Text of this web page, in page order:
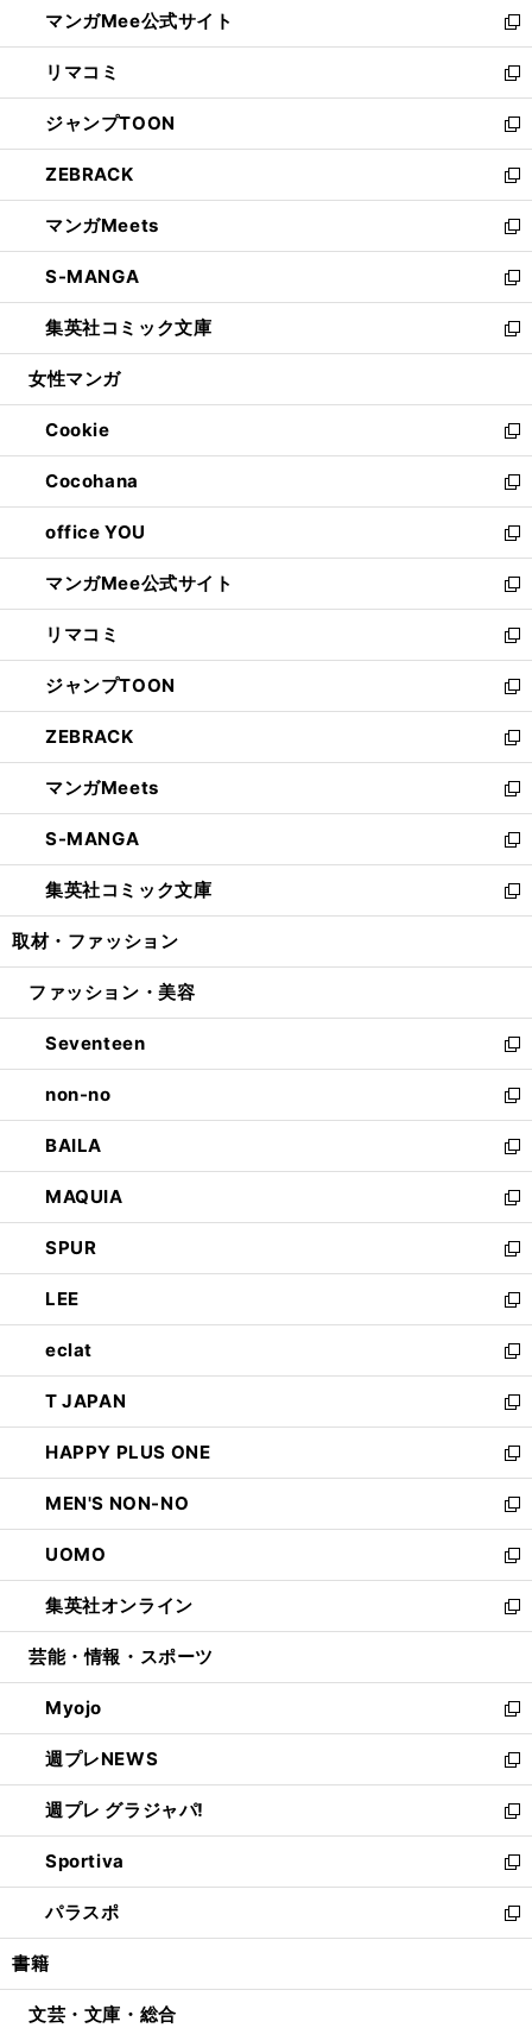
く
ド
ウ
で
開
く
ィ
ン
ド
ウ
で
開
く
い
ウ
ィ
ン
ド
ウ
で
開
く
マンガMee公式サイト
新
し
い
ウ
ィ
ン
ド
ウ
で
開
く
リマコミ
新
し
い
ウ
ィ
ン
ド
ウ
で
開
く
ジャンプTOON
新
し
い
ウ
ィ
ン
ド
ウ
で
開
ZEBRACK
新
し
い
ウ
ィ
ン
ド
ウ
開
く
マンガMeets
新
し
い
ウ
ィ
ン
ウ
で
開
く
S-MANGA
新
し
い
ウ
ン
ド
ウ
で
開
く
集英社コミック文庫
新
し
ウ
ィ
ン
ド
ウ
で
開
く
女性マンガ
Cookie
新
し
い
ウ
ィ
ン
ド
ウ
で
開
く
Cocohana
新
し
い
ウ
ィ
ン
ド
ウ
で
開
く
office YOU
新
し
い
ウ
ィ
ン
ド
ウ
で
開
く
マンガMee公式サイト
新
し
い
ウ
ィ
ン
ド
ウ
で
開
く
リマコミ
新
し
い
ウ
ィ
ン
ド
ウ
で
開
く
ジャンプTOON
新
し
い
ウ
ィ
ン
ド
ウ
で
開
ZEBRACK
新
し
い
ウ
ィ
ン
ド
ウ
開
マンガMeets
新
し
い
ウ
ィ
ン
ウ
開
く
S-MANGA
新
し
い
ウ
ン
ウ
で
開
く
集英社コミック文庫
新
し
ウ
ン
ド
ウ
で
開
く
取材・ファッション
ファッション・美容
Seventeen
新
し
い
ウ
ィ
ン
ド
ウ
で
開
く
non-no
新
し
い
ウ
ィ
ン
ド
ウ
で
開
く
BAILA
新
し
い
ウ
ィ
ン
ド
ウ
で
開
く
MAQUIA
新
し
い
ウ
ィ
ン
ド
ウ
で
開
く
SPUR
新
し
い
ウ
ィ
ン
ド
ウ
で
開
く
LEE
新
し
い
ウ
ィ
ン
ド
ウ
で
開
く
eclat
新
し
い
ウ
ィ
ン
ド
ウ
で
開
く
T JAPAN
新
し
い
ウ
ィ
ン
ド
ウ
で
開
HAPPY PLUS ONE
新
し
い
ウ
ィ
ン
ド
ウ
開
く
MEN'S NON-NO
新
し
い
ウ
ィ
ン
ウ
で
開
く
UOMO
新
し
い
ウ
ン
ド
ウ
で
開
く
集英社オンライン
新
し
ウ
ィ
ン
ド
ウ
で
開
く
芸能・情報・スポーツ
Myojo
新
し
い
ウ
ィ
ン
ド
ウ
で
開
週プレNEWS
新
し
い
ウ
ィ
ン
ド
ウ
開
週プレ グラジャパ!
新
し
い
ウ
ィ
ン
ウ
Sportiva
新
し
い
ウ
ン
パラスポ
新
し
ウ
書籍
文芸・文庫・総合